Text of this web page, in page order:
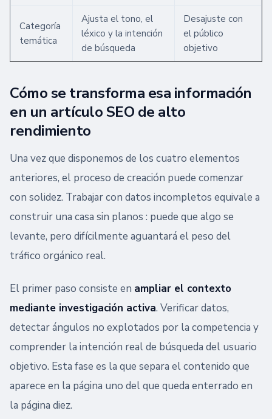
Categoría
temática
Ajusta el tono, el
léxico y la intención
de búsqueda
Desajuste con
el público
objetivo
Cómo se transforma esa información
en un artículo SEO de alto
rendimiento
Una vez que disponemos de los cuatro elementos
anteriores, el proceso de creación puede comenzar
con solidez. Trabajar con datos incompletos equivale a
construir una casa sin planos : puede que algo se
levante, pero difícilmente aguantará el peso del
tráfico orgánico real.
El primer paso consiste en ampliar el contexto
mediante investigación activa. Verificar datos,
detectar ángulos no explotados por la competencia y
comprender la intención real de búsqueda del usuario
objetivo. Esta fase es la que separa el contenido que
aparece en la página uno del que queda enterrado en
la página diez.